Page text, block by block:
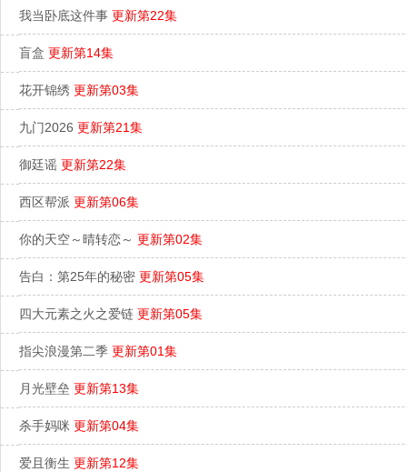
我当卧底这件事 更新第22集
盲盒 更新第14集
花开锦绣 更新第03集
九门2026 更新第21集
御廷谣 更新第22集
西区帮派 更新第06集
你的天空～晴转恋～ 更新第02集
告白：第25年的秘密 更新第05集
四大元素之火之爱链 更新第05集
指尖浪漫第二季 更新第01集
月光壁垒 更新第13集
杀手妈咪 更新第04集
爱且衡生 更新第12集